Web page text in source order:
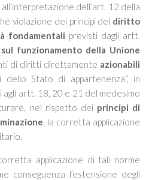
dell’art. 12 della
violazione dei principi del diritto
fondamentali previsti dagli artt.
funzionamento della Unione
di diritti direttamente azionabili
Stato di appartenenza“, in
agli artt. 18, 20 e 21 del medesimo
nel rispetto dei principi di
, la corretta applicazione
applicazione di tali norme
conseguenza l’estensione degli